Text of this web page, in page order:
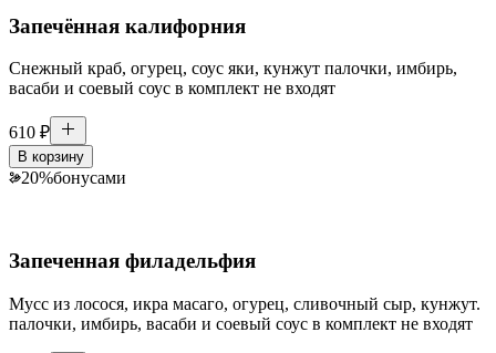
Запечённая калифорния
Снежный краб, огурец, соус яки, кунжут палочки, имбирь,
васаби и соевый соус в комплект не входят
610 ₽
В корзину
20%бонусами
Запеченная филадельфия
Мусс из лосося, икра масаго, огурец, сливочный сыр, кунжут.
палочки, имбирь, васаби и соевый соус в комплект не входят